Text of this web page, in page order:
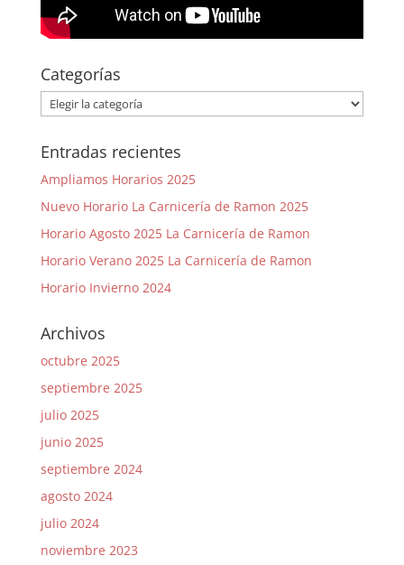
Categorías
Categorías
Entradas recientes
Ampliamos Horarios 2025
Nuevo Horario La Carnicería de Ramon 2025
Horario Agosto 2025 La Carnicería de Ramon
Horario Verano 2025 La Carnicería de Ramon
Horario Invierno 2024
Archivos
octubre 2025
septiembre 2025
julio 2025
junio 2025
septiembre 2024
agosto 2024
julio 2024
noviembre 2023